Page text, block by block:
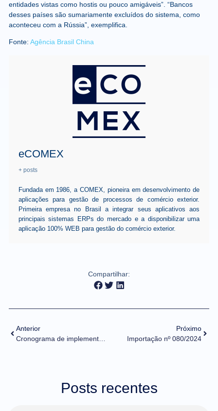
entidades vistas como hostis ou pouco amigáveis”. “Bancos
desses países são sumariamente excluídos do sistema, como
aconteceu com a Rússia”, exemplifica.
Fonte: Agência Brasil China
eCOMEX
+ posts
Fundada em 1986, a COMEX, pioneira em desenvolvimento de
aplicações para gestão de processos de comércio exterior.
Primeira empresa no Brasil a integrar seus aplicativos aos
principais sistemas ERPs do mercado e a disponibilizar uma
aplicação 100% WEB para gestão do comércio exterior.
Compartilhar:
Anterior
Cronograma de implementação
Próximo
Importação nº 080/2024
Posts recentes